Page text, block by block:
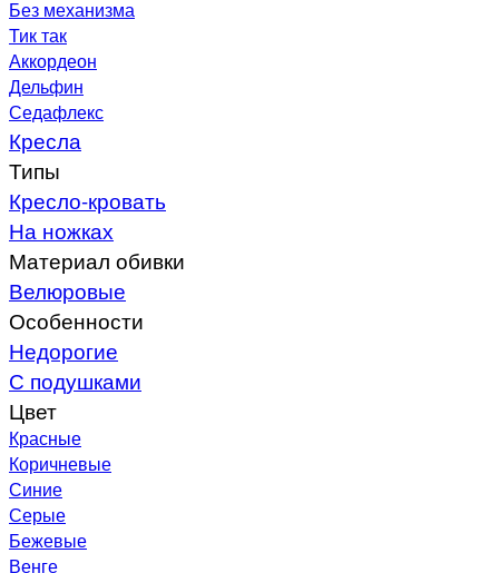
Без механизма
Тик так
Аккордеон
Дельфин
Седафлекс
Кресла
Типы
Кресло-кровать
На ножках
Материал обивки
Велюровые
Особенности
Недорогие
С подушками
Цвет
Красные
Коричневые
Синие
Серые
Бежевые
Венге